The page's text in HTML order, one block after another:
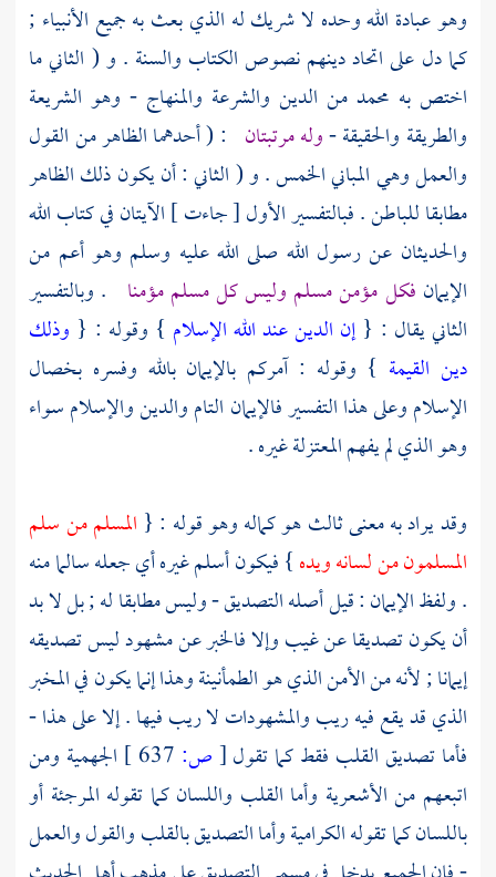
وهو عبادة الله وحده لا شريك له الذي بعث به جميع الأنبياء ;
كما دل على اتحاد دينهم نصوص الكتاب والسنة . و ( الثاني ما
اختص به محمدمن الدين والشرعة والمنهاج - وهو الشريعة
والطريقة والحقيقة -وله مرتبتان : ( أحدهما الظاهر من القول
والعمل وهي المباني الخمس . و ( الثاني : أن يكون ذلك الظاهر
مطابقا للباطن . فبالتفسير الأول [ جاءت ] الآيتان في كتاب الله
والحديثان عن رسول الله صلى الله عليه وسلم وهو أعم من
الإيمان فكل مؤمن مسلم وليس كل مسلم مؤمنا . وبالتفسير
الثاني يقال : {إن الدين عند الله الإسلام } وقوله : { وذلك
دين القيمة } وقوله : آمركم بالإيمان بالله وفسره بخصال
الإسلام وعلى هذا التفسير فالإيمان التام والدين والإسلام سواء
وهو الذي لم يفهمالمعتزلةغيره .
وقد يراد به معنى ثالث هو كماله وهو قوله : { المسلم من سلم
المسلمون من لسانه ويده} فيكون أسلم غيره أي جعله سالما منه
. ولفظ الإيمان : قيل أصله التصديق - وليس مطابقا له ; بل لا بد
أن يكون تصديقا عن غيب وإلا فالخبر عن مشهود ليس تصديقه
إيمانا ; لأنه من الأمن الذي هو الطمأنينة وهذا إنما يكون في المخبر
الذي قد يقع فيه ريب والمشهودات لا ريب فيها . إلا على هذا -
فأما تصديق القلب فقط كما تقول[ص: الجهمية ومن
اتبعهم منالأشعرية وأما القلب واللسان كما تقوله المرجئة أو
باللسان كما تقولهالكراميةوأما التصديق بالقلب والقول والعمل